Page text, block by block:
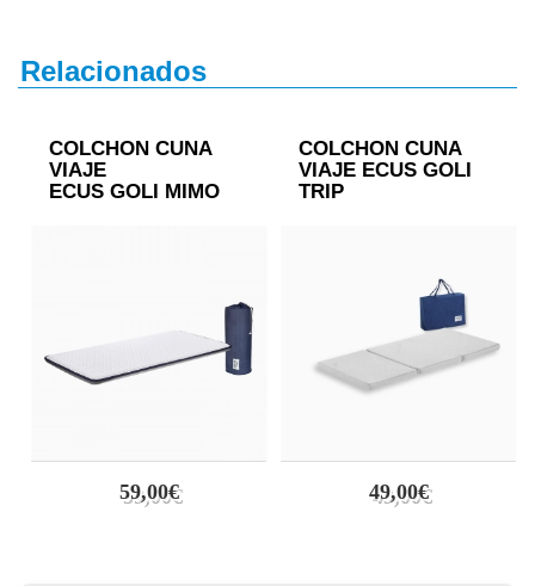
Relacionados
COLCHON CUNA
VIAJE
ECUS GOLI MIMO
59,00€
COLCHON CUNA
VIAJE ECUS GOLI
TRIP
49,00€